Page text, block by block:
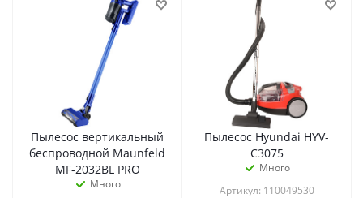
Пылесос вертикальный
беспроводной Maunfeld
MF-2032BL PRO
Много
Пылесос Hyundai HYV-
C3075
Много
Артикул: 110049530